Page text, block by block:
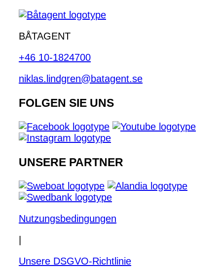
BÅTAGENT
+46 10-1824700
niklas.lindgren@batagent.se
FOLGEN SIE UNS
UNSERE PARTNER
Nutzungsbedingungen
Unsere DSGVO-Richtlinie